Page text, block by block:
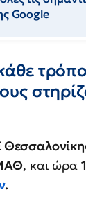
Google
, και ώρα
.